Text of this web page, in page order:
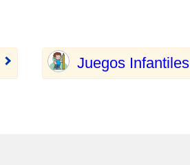
Juegos Infantiles